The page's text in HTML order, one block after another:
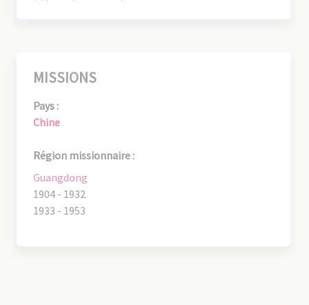
MISSIONS
Pays :
Chine
Région missionnaire :
Guangdong
1904 - 1932
1933 - 1953